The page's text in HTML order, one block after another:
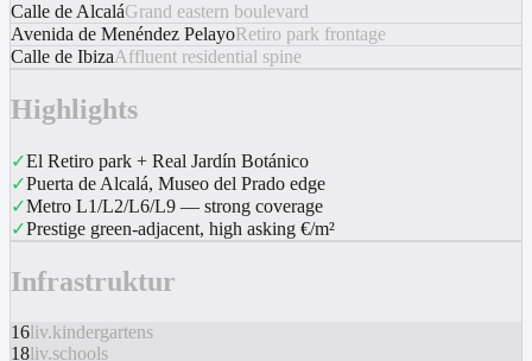
Calle de AlcaláGrand eastern boulevard
Avenida de Menéndez PelayoRetiro park frontage
Calle de IbizaAffluent residential spine
Highlights
✓El Retiro park + Real Jardín Botánico
✓Puerta de Alcalá, Museo del Prado edge
✓Metro L1/L2/L6/L9 — strong coverage
✓Prestige green-adjacent, high asking €/m²
Infrastruktur
16liv.kindergartens
18liv.schools